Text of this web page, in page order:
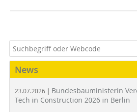
News
23.07.2026 | Bundesbauministerin
Tech in Construction 2026 in Berlin